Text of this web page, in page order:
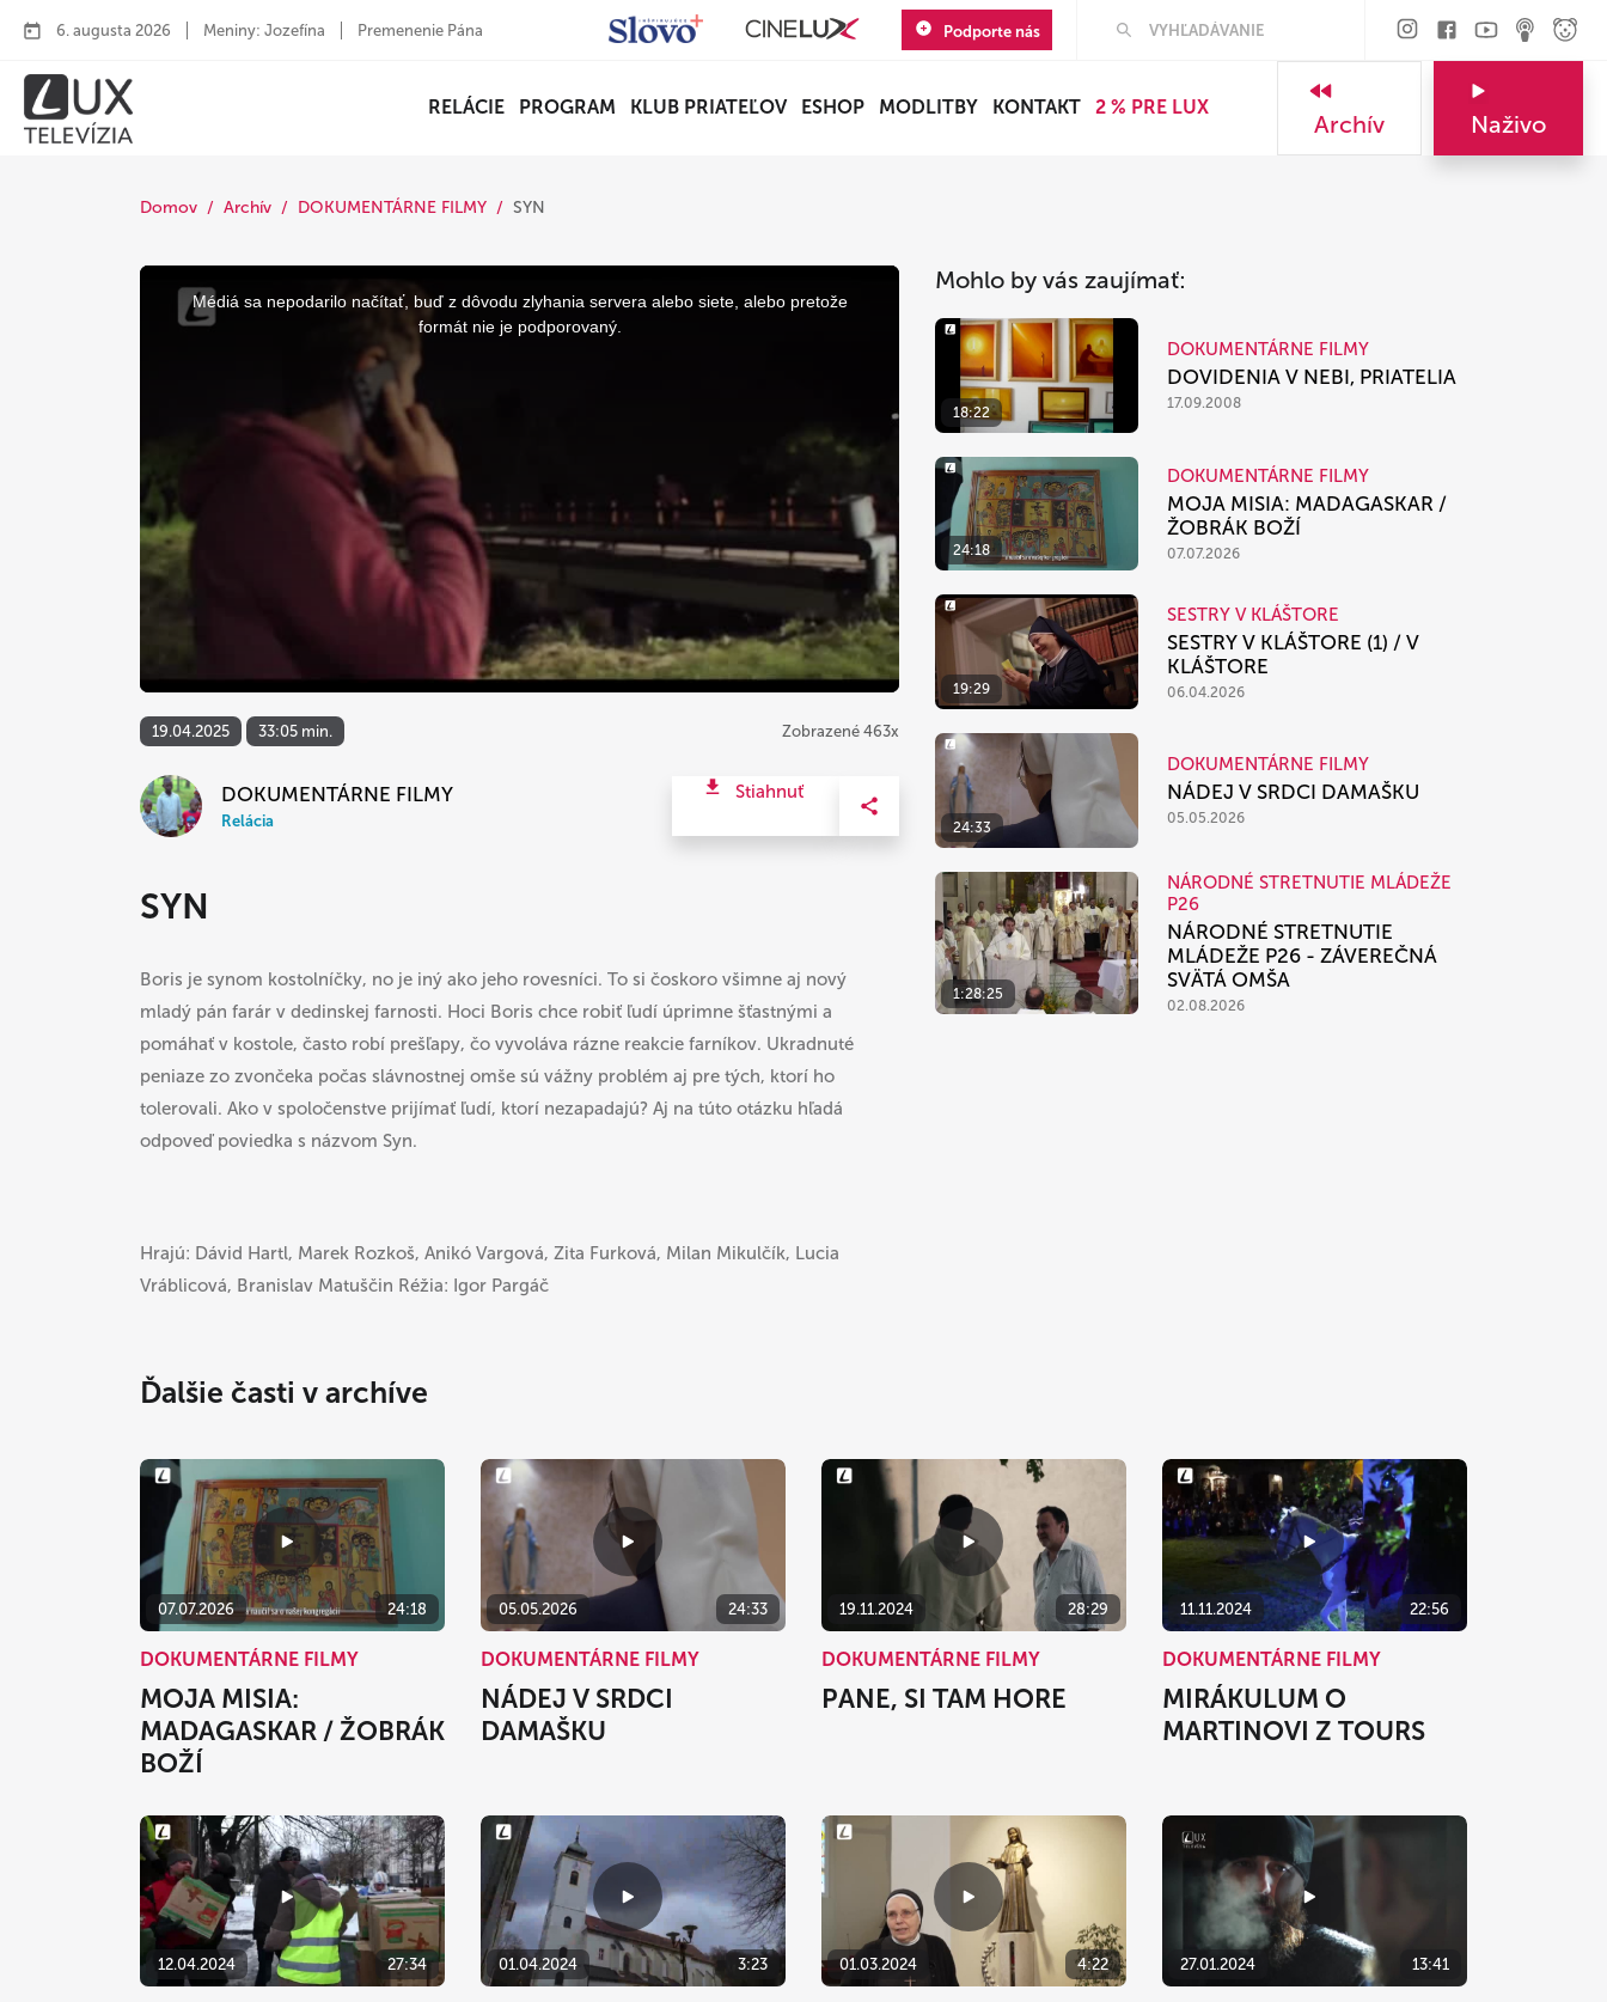
6. augusta 2026 Meniny: Jozefína Premenenie Pána Podporte nás
RELÁCIE PROGRAM KLUB PRIATEĽOV ESHOP MODLITBY KONTAKT 2 % PRE LUX
Archív Naživo
Domov Archív DOKUMENTÁRNE FILMY SYN
This
Médiá sa nepodarilo načítať, buď z dôvodu zlyhania servera alebo siete, alebo pretože
formát nie je podporovaný.
19.04.2025 33:05 min. Zobrazené 463x
DOKUMENTÁRNE FILMY
Relácia
Stiahnuť
SYN
Boris je synom kostolníčky, no je iný ako jeho rovesníci. To si čoskoro všimne aj nový
mladý pán farár v dedinskej farnosti. Hoci Boris chce robiť ľudí úprimne šťastnými a
pomáhať v kostole, často robí prešľapy, čo vyvoláva rázne reakcie farníkov. Ukradnuté
peniaze zo zvončeka počas slávnostnej omše sú vážny problém aj pre tých, ktorí ho
tolerovali. Ako v spoločenstve prijímať ľudí, ktorí nezapadajú? Aj na túto otázku hľadá
odpoveď poviedka s názvom Syn.
Hrajú: Dávid Hartl, Marek Rozkoš, Anikó Vargová, Zita Furková, Milan Mikulčík, Lucia
Vráblicová, Branislav Matuščin Réžia: Igor Pargáč
Mohlo by vás zaujímať:
18:22
DOKUMENTÁRNE FILMY
DOVIDENIA V NEBI, PRIATELIA
17.09.2008
24:18
DOKUMENTÁRNE FILMY
MOJA MISIA: MADAGASKAR /
ŽOBRÁK BOŽÍ
07.07.2026
19:29
SESTRY V KLÁŠTORE
SESTRY V KLÁŠTORE (1) / V
KLÁŠTORE
06.04.2026
24:33
DOKUMENTÁRNE FILMY
NÁDEJ V SRDCI DAMAŠKU
05.05.2026
1:28:25
NÁRODNÉ STRETNUTIE MLÁDEŽE
P26
NÁRODNÉ STRETNUTIE
MLÁDEŽE P26 - ZÁVEREČNÁ
SVÄTÁ OMŠA
02.08.2026
Ďalšie časti v archíve
07.07.2026 24:18
DOKUMENTÁRNE FILMY
MOJA MISIA:
MADAGASKAR / ŽOBRÁK
BOŽÍ
05.05.2026 24:33
DOKUMENTÁRNE FILMY
NÁDEJ V SRDCI
DAMAŠKU
19.11.2024 28:29
DOKUMENTÁRNE FILMY
PANE, SI TAM HORE
11.11.2024 22:56
DOKUMENTÁRNE FILMY
MIRÁKULUM O
MARTINOVI Z TOURS
12.04.2024 27:34 01.04.2024 3:23 01.03.2024 4:22 27.01.2024 13:41